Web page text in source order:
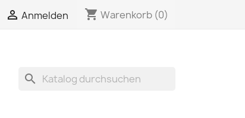
 Anmelden shopping_cart Warenkorb (0)
search